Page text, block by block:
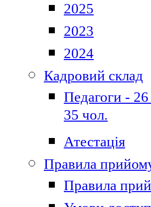
2025
2023
2024
Кадровий склад
Педагоги -
35 чол.
Атестація
Правила
Правила